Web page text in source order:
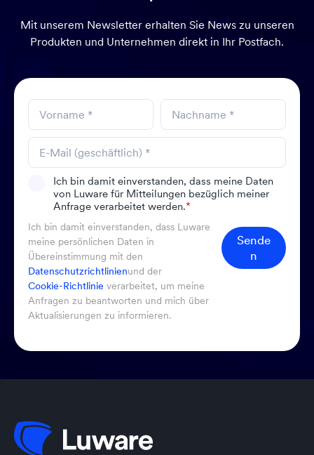
Mit unserem Newsletter erhalten Sie News zu unseren
Produkten und Unternehmen direkt in Ihr Postfach.
Ich bin damit einverstanden, dass meine Daten
von Luware für Mitteilungen bezüglich meiner
Anfrage verarbeitet werden.*
Ich bin damit einverstanden, dass Luware
meine persönlichen Daten in
Übereinstimmung mit den
Datenschutzrichtlinienund der
Cookie-Richtlinie verarbeitet, um meine
Anfragen zu beantworten und mich über
Aktualisierungen zu informieren.
Sende
n